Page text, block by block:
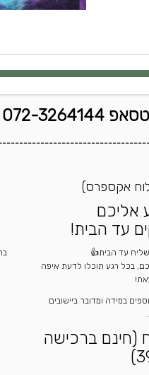
אקספרס)
אליכם
עד הבית👍
בכל רגע תוכלו לדעת איפה
2 ימי עסקים נוספים במידה ומדובר ביישובים
36 ש"ח (חינם ברכישה